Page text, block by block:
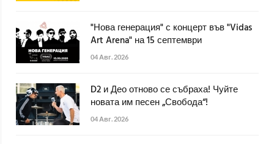
"Нова генерация" с концерт във "Vidas
Art Arena" на 15 септември
04 Авг. 2026
D2 и Део отново се събраха! Чуйте
новата им песен „Свобода“!
04 Авг. 2026